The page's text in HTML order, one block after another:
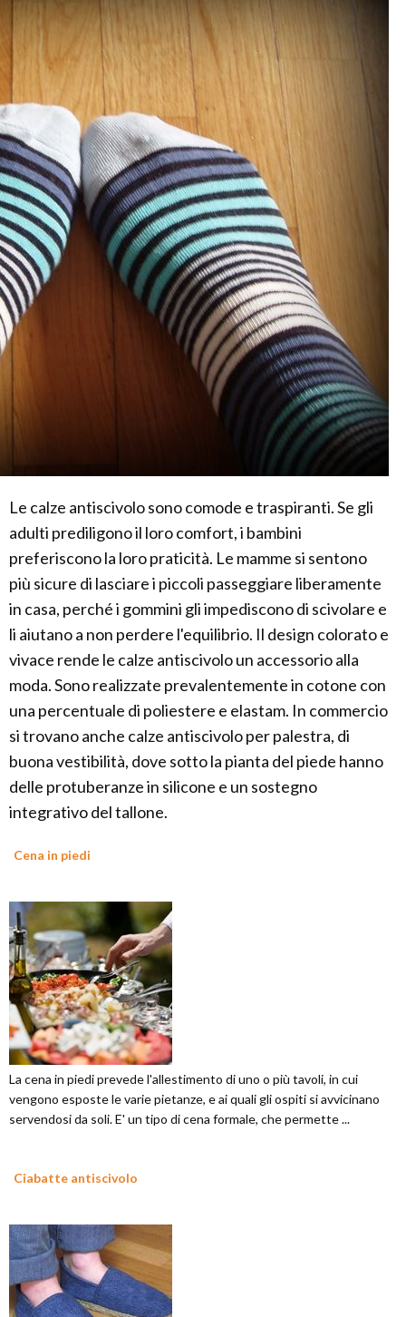
Le calze antiscivolo sono comode e traspiranti. Se gli
adulti prediligono il loro comfort, i bambini
preferiscono la loro praticità. Le mamme si sentono
più sicure di lasciare i piccoli passeggiare liberamente
in casa, perché i gommini gli impediscono di scivolare e
li aiutano a non perdere l'equilibrio. Il design colorato e
vivace rende le calze antiscivolo un accessorio alla
moda. Sono realizzate prevalentemente in cotone con
una percentuale di poliestere e elastam. In commercio
si trovano anche calze antiscivolo per palestra, di
buona vestibilità, dove sotto la pianta del piede hanno
delle protuberanze in silicone e un sostegno
integrativo del tallone.
Cena in piedi
La cena in piedi prevede l'allestimento di uno o più tavoli, in cui
vengono esposte le varie pietanze, e ai quali gli ospiti si avvicinano
servendosi da soli. E' un tipo di cena formale, che permette ...
Ciabatte antiscivolo